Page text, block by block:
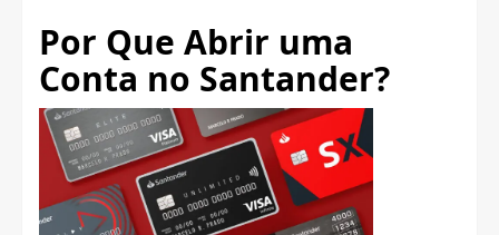
Por Que Abrir uma
Conta no Santander?